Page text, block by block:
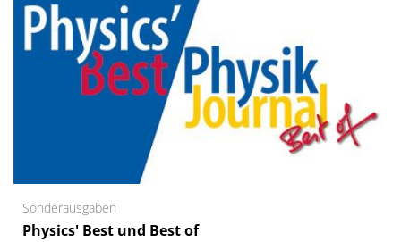
Sonderausgaben
Physics' Best und Best of